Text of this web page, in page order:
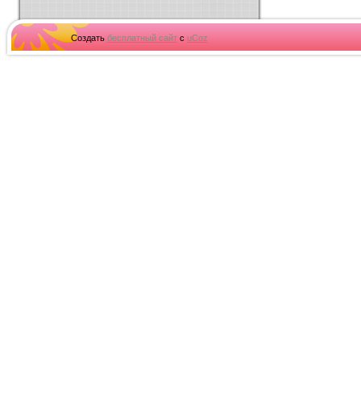
Создать бесплатный сайтс uCoz